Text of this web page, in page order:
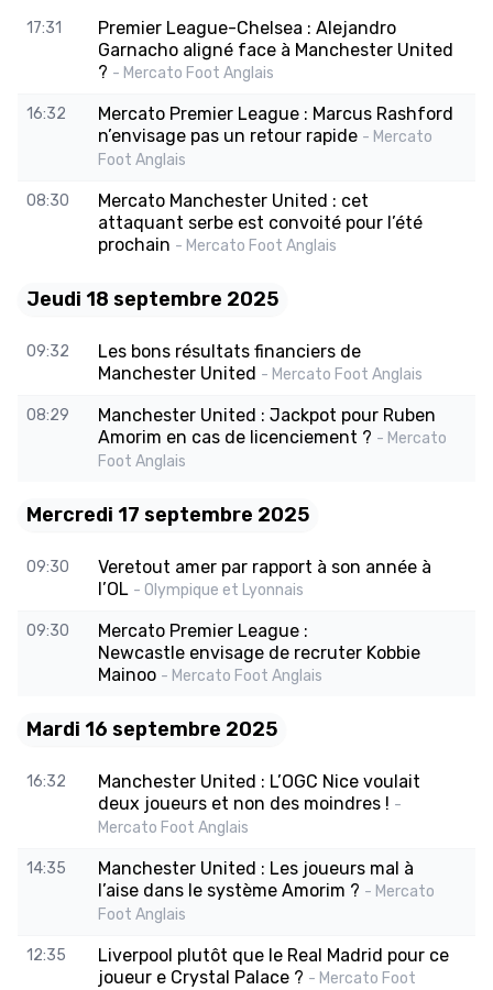
17:31
Premier League-Chelsea : Alejandro
Garnacho aligné face à Manchester United
? - Mercato Foot Anglais
16:32
Mercato Premier League : Marcus Rashford
n’envisage pas un retour rapide - Mercato
Foot Anglais
08:30
Mercato Manchester United : cet
attaquant serbe est convoité pour l’été
prochain - Mercato Foot Anglais
Jeudi 18 septembre 2025
09:32
Les bons résultats financiers de
Manchester United - Mercato Foot Anglais
08:29
Manchester United : Jackpot pour Ruben
Amorim en cas de licenciement ? - Mercato
Foot Anglais
Mercredi 17 septembre 2025
09:30
Veretout amer par rapport à son année à
l’OL - Olympique et Lyonnais
09:30
Mercato Premier League :
Newcastle envisage de recruter Kobbie
Mainoo - Mercato Foot Anglais
Mardi 16 septembre 2025
16:32
Manchester United : L’OGC Nice voulait
deux joueurs et non des moindres ! -
Mercato Foot Anglais
14:35
Manchester United : Les joueurs mal à
l’aise dans le système Amorim ? - Mercato
Foot Anglais
12:35
Liverpool plutôt que le Real Madrid pour ce
joueur e Crystal Palace ? - Mercato Foot